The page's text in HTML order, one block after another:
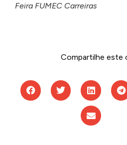
Feira FUMEC Carreiras
Compartilhe este